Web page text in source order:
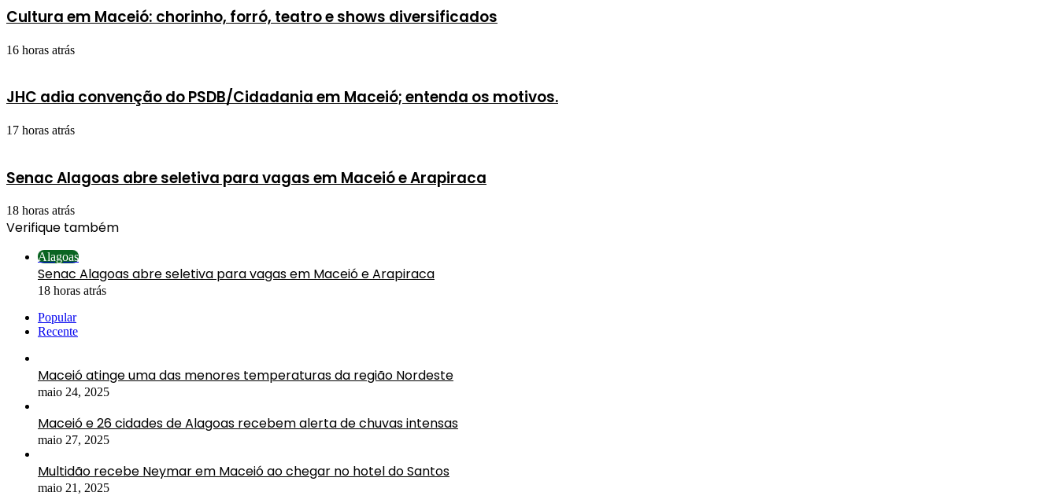
Cultura em Maceió: chorinho, forró, teatro e shows diversificados
16 horas atrás
JHC adia convenção do PSDB/Cidadania em Maceió; entenda os motivos.
17 horas atrás
Senac Alagoas abre seletiva para vagas em Maceió e Arapiraca
18 horas atrás
Verifique também
Alagoas
Senac Alagoas abre seletiva para vagas em Maceió e Arapiraca
18 horas atrás
Popular
Recente
Maceió atinge uma das menores temperaturas da região Nordeste
maio 24, 2025
Maceió e 26 cidades de Alagoas recebem alerta de chuvas intensas
maio 27, 2025
Multidão recebe Neymar em Maceió ao chegar no hotel do Santos
maio 21, 2025